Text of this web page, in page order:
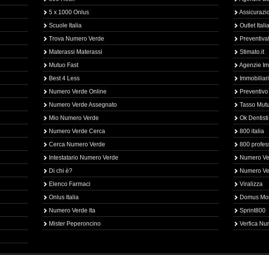
5 x 1000 Onlus
Scuole Italia
Trova Numero Verde
Materassi Materassi
Mutuo Fast
Best 4 Less
Numero Verde Online
Numero Verde Assegnato
Mio Numero Verde
Numero Verde Cerca
Cerca Numero Verde
Intestatario Numero Verde
Di chi è?
Elenco Farmaci
Onlus Italia
Numero Verde Ita
Mister Peperoncino
Outlet Italia
Stimato.it
Agenzie
Tasso
Ok Dentisti
800 italia
800
Numero
Numero
Viralizza
Domus
Sprint800
Verfica